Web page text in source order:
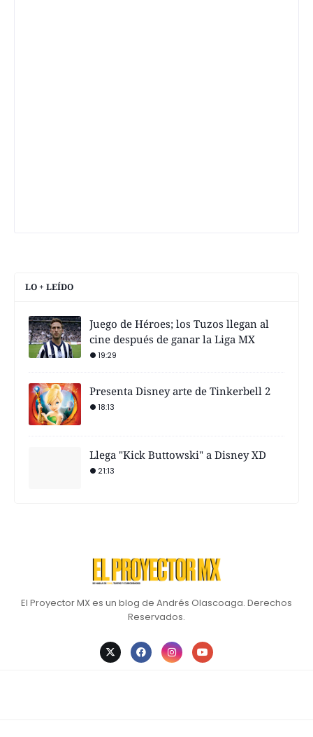
LO + LEÍDO
Juego de Héroes; los Tuzos llegan al
cine después de ganar la Liga MX
19:29
Presenta Disney arte de Tinkerbell 2
18:13
Llega "Kick Buttowski" a Disney XD
21:13
El Proyector MX es un blog de Andrés Olascoaga. Derechos
Reservados.